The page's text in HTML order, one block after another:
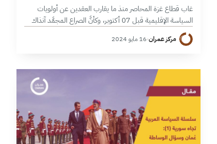
غاب قطاع غزة المحاصر منذ ما يقارب العقدين عن أولويات
السياسة الإقليمية قبل 07 أكتوبر، وكأنَّ الصراع المجمَّد آنذاك
سيبقى على حاله إلى حين تفرُّغ الساسة وصنَّاع القرار للتعاطي
معه.…مركز عمران·16 مايو 2024